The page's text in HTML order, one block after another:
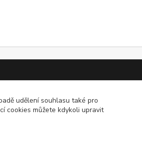
udělení souhlasu také pro
cookies můžete kdykoli upravit